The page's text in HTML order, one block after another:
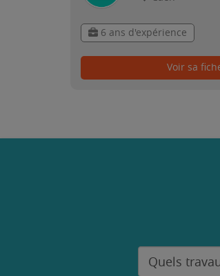
6 ans d'expérience
Voir sa